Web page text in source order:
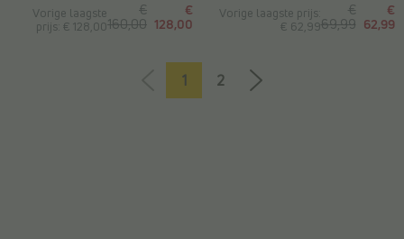
Vorige laagste
prijs: € 128,00
€
160,00
€
128,00
Vorige laagste prijs:
€ 62,99
€
69,99
€
62,99
1 2